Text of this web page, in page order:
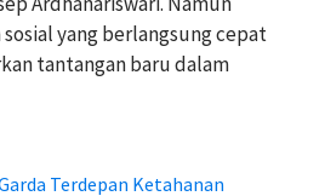
yang berlangsung cepat
tantangan baru dalam
Terdepan Ketahanan